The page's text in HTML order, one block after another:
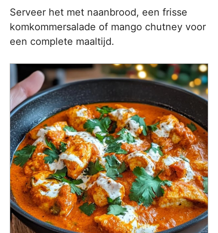
Serveer het met naanbrood, een frisse
komkommersalade of mango chutney voor
een complete maaltijd.